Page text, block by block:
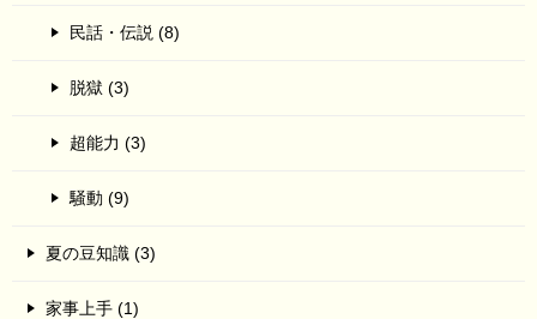
民話・伝説 (8)
脱獄 (3)
超能力 (3)
騒動 (9)
夏の豆知識 (3)
家事上手 (1)